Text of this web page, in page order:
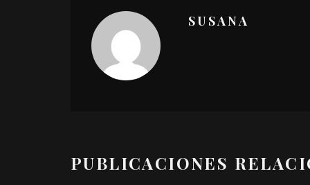
SUSANA
PUBLICACIONES